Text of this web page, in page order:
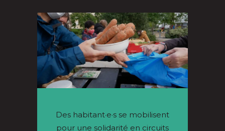
Des habitant·e·s se mobilisent
pour une solidarité en circuits